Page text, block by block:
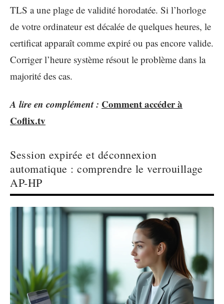
TLS a une plage de validité horodatée. Si l’horloge
de votre ordinateur est décalée de quelques heures, le
certificat apparaît comme expiré ou pas encore valide.
Corriger l’heure système résout le problème dans la
majorité des cas.
A lire en complément : Comment accéder à
Coflix.tv
Session expirée et déconnexion
automatique : comprendre le verrouillage
AP-HP